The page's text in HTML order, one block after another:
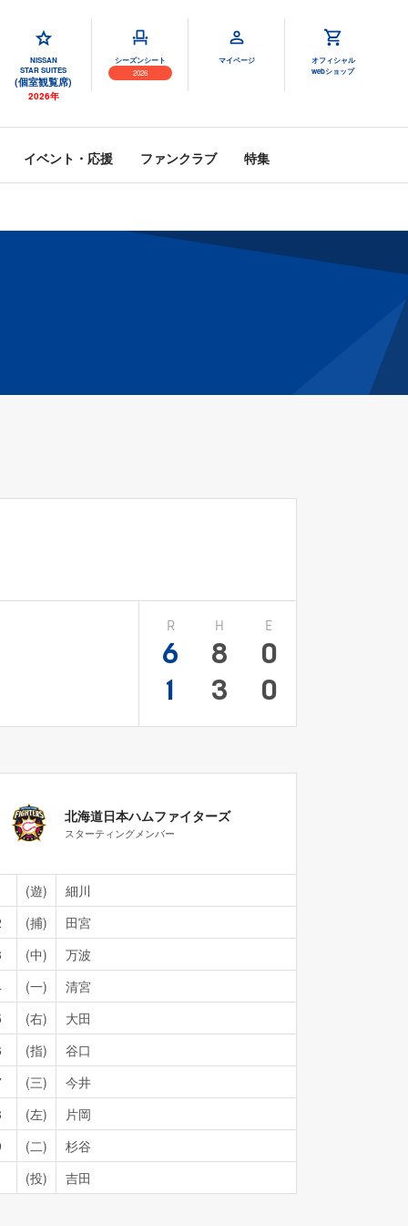
NISSAN
STAR SUITES
(個室観覧席)
2026年
シーズンシート
2026
マイページ
オフィシャル
webショップ
イベント・応援 ファンクラブ 特集
R
6
1
H
8
3
E
0
0
北海道日本ハムファイターズ
スターティングメンバー
(遊)
細川
(捕)
田宮
(中)
万波
(一)
清宮
(右)
大田
(指)
谷口
(三)
今井
(左)
片岡
(二)
杉谷
(投)
吉田